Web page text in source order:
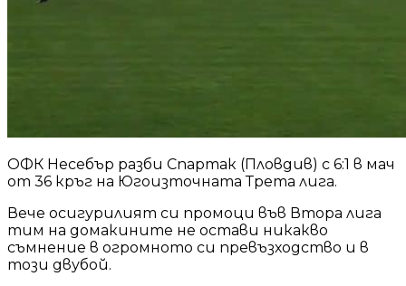
ОФК Несебър разби Спартак (Пловдив) с 6:1 в мач
от 36 кръг на Югоизточната Трета лига.
Вече осигурилият си промоци във Втора лига
тим на домакините не остави никакво
съмнение в огромното си превъзходство и в
този двубой.